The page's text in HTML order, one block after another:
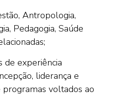
Antropologia,
Pedagogia, Saúde
de experiência
liderança e
voltados ao